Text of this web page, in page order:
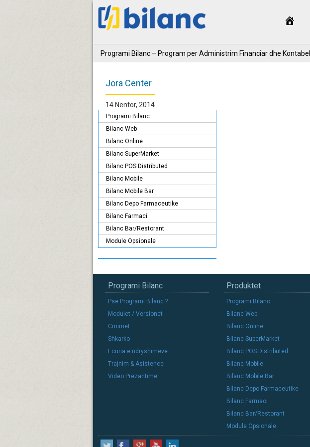
Programi Bilanc – Program per Administrim Financiar dhe Kontabel
Jora Center
14 Nëntor, 2014
Programi Bilanc
Bilanc Web
Bilanc Online
Bilanc SuperMarket
Bilanc POS Distributed
Bilanc Mobile
Bilanc Mobile Bar
Bilanc Depo Farmaceutike
Bilanc Farmaci
Bilanc Bar/Restorant
Module Opsionale
Programi Bilanc
Pse Programi Bilanc ?
Modulet / Versionet
Cmimet
Shkarko
Ecuria e ndryshimeve
Trajnim & Asistence
Video Prezantime
Produktet
Programi Bilanc
Bilanc Web
Bilanc Online
Bilanc SuperMarket
Bilanc POS Distributed
Bilanc Mobile
Bilanc Mobile Bar
Bilanc Depo Farmaceutike
Bilanc Farmaci
Bilanc Bar/Restorant
Module Opsionale